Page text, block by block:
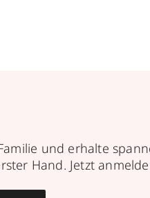
und erhalte
Hand. Jetzt